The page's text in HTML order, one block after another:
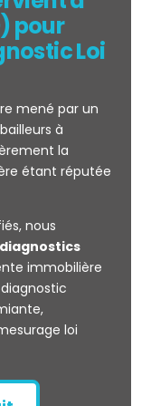
pour
Loi
mené par un
à
la
étant réputée
nous
immobilière
loi